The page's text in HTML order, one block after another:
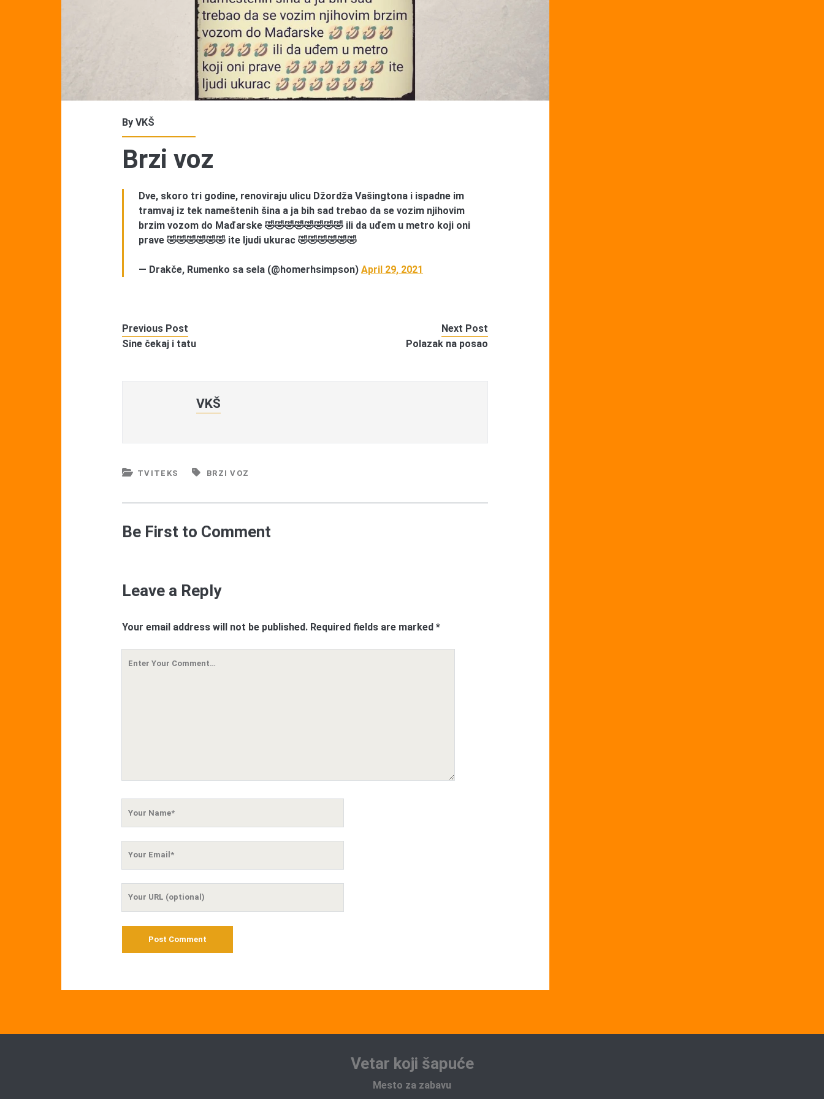
ByVKŠ
Brzi voz
Dve, skoro tri godine, renoviraju ulicu Džordža Vašingtona i ispadne im
tramvaj iz tek nameštenih šina a ja bih sad trebao da se vozim njihovim
brzim vozom do Mađarske 🤣🤣🤣🤣🤣🤣🤣🤣 ili da uđem u metro koji oni
prave 🤣🤣🤣🤣🤣🤣 ite ljudi ukurac 🤣🤣🤣🤣🤣🤣
— Drakče, Rumenko sa sela (@homerhsimpson)April 29, 2021
Previous Post
Sine čekaj i tatu
Next Post
Polazak na posao
VKŠ
TVITEKS BRZI VOZ
Be First to Comment
Leave a Reply
Your email address will not be published. Required fields are marked*
Vetar koji šapuće
Mesto za zabavu